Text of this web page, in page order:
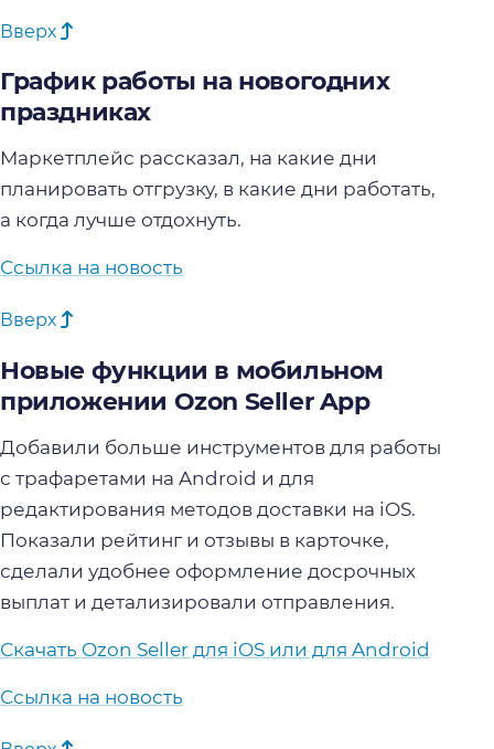
Вверх
График работы на новогодних
праздниках
Маркетплейс рассказал, на какие дни
планировать отгрузку, в какие дни работать,
а когда лучше отдохнуть.
Ссылка на новость
Вверх
Новые функции в мобильном
приложении Ozon Seller App
Добавили больше инструментов для работы
с трафаретами на Android и для
редактирования методов доставки на iOS.
Показали рейтинг и отзывы в карточке,
сделали удобнее оформление досрочных
выплат и детализировали отправления.
Скачать Ozon Seller для iOS или для Android
Ссылка на новость